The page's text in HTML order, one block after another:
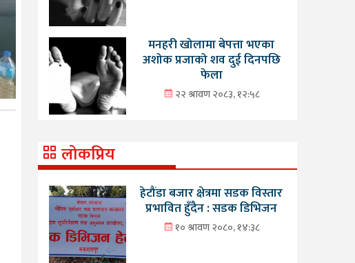
मनहरी खोलामा बेपत्ता भएका
अशोक प्रजाको शव दुई दिनपछि
फेला
२२ श्रावण २०८३, १२:५८
लोकप्रिय
हेटौंडा बजार क्षेत्रमा सडक विस्तार
प्रभावित हुँदैन : सडक डिभिजन
१० श्रावण २०८०, १४:३८